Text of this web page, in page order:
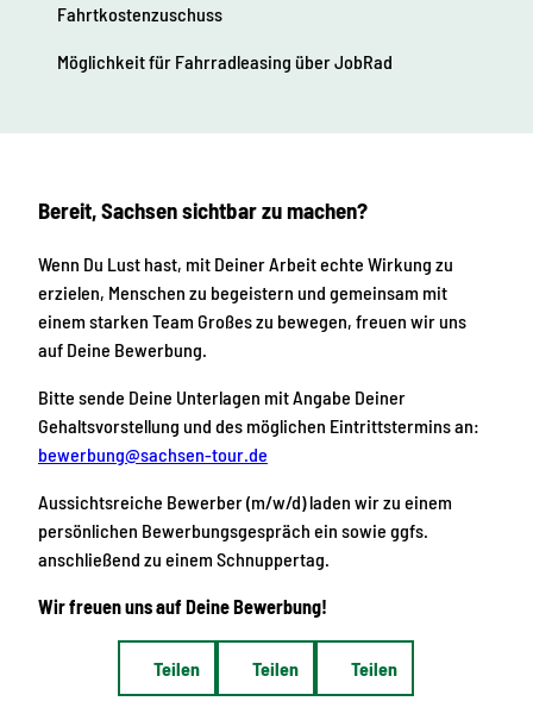
Fahrtkostenzuschuss
Möglichkeit für Fahrradleasing über JobRad
Bereit, Sachsen sichtbar zu machen?
Wenn Du Lust hast, mit Deiner Arbeit echte Wirkung zu
erzielen, Menschen zu begeistern und gemeinsam mit
einem starken Team Großes zu bewegen, freuen wir uns
auf Deine Bewerbung.
Bitte sende Deine Unterlagen mit Angabe Deiner
Gehaltsvorstellung und des möglichen Eintrittstermins an:
bewerbung@sachsen-tour.de
Aussichtsreiche Bewerber (m/w/d) laden wir zu einem
persönlichen Bewerbungsgespräch ein sowie ggfs.
anschließend zu einem Schnuppertag.
Wir freuen uns auf Deine Bewerbung!
Teilen Teilen Teilen